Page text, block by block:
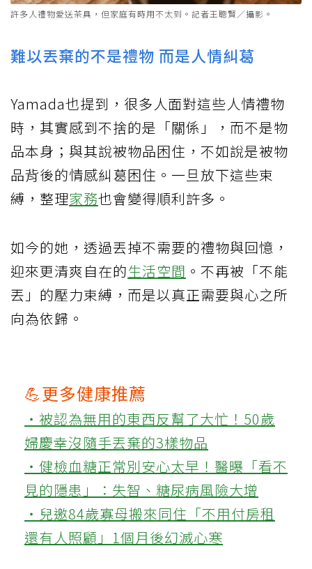
許多人禮物愛送茶具，但家庭有時用不太到。記者王聰賢／攝影。
難以丟棄的不是禮物 而是人情糾葛
Yamada也提到，很多人面對這些人情禮物
時，其實感到不捨的是「關係」，而不是物
品本身；與其說被物品困住，不如說是被物
品背後的情感糾葛困住。一旦放下這些束
縛，整理家務也會變得順利許多。
如今的她，透過丟掉不需要的禮物與回憶，
迎來更清爽自在的生活空間 。不再被「不能
丟」的壓力束縛，而是以真正需要與心之所
向為依歸。
💪更多健康推薦
‧被認為無用的東西反幫了大忙！50歲
婦慶幸沒隨手丟棄的3樣物品
‧健檢血糖正常別安心太早！醫曝「看不
見的隱患」：失智、糖尿病風險大增
‧兒邀84歲寡母搬來同住「不用付房租
還有人照顧」1個月後幻滅心寒